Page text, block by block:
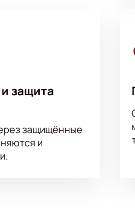
Дюсапен» через
и оркестра
защита
защищённые
и